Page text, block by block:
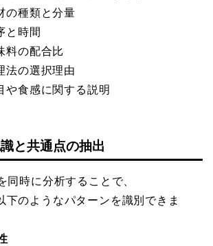
の種類と分量
と時間
料の配合比
法の選択理由
や食感に関する説明
と共通点の抽出
同時に分析することで、
下のようなパターンを識別できま